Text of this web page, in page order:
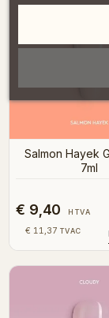
Salmon Hayek
7ml
€ 9,40 HTVA
€ 11,37 TVAC